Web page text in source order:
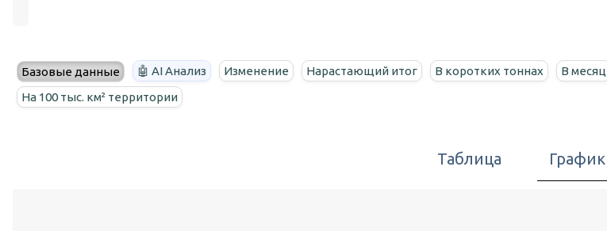
Базовые данные 🤖 AI Анализ Изменение Нарастающий итог В коротких тоннах В месяц
На 100 тыс. км² территории
Таблица График